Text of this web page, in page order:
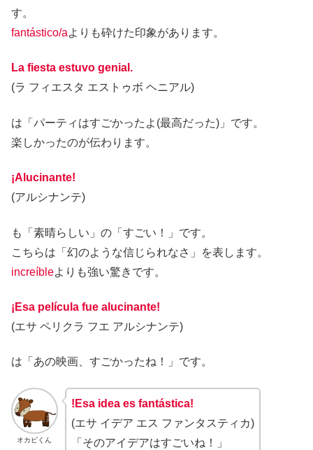
す。
fantástico/aよりも砕けた印象があります。
La fiesta estuvo genial.
(ラ フィエスタ エストゥボ ヘニアル)
は「パーティはすごかったよ(最高だった)」です。
楽しかったのが伝わります。
¡Alucinante!
(アルシナンテ)
も「素晴らしい」の「すごい！」です。
こちらは「幻のような信じられなさ」を表します。
increíbleよりも強い驚きです。
¡Esa película fue alucinante!
(エサ ペリクラ フエ アルシナンテ)
は「あの映画、すごかったね！」です。
オカピくん
!Esa idea es fantástica!
(エサ イデア エス ファンタスティカ)
「そのアイデアはすごいね！」